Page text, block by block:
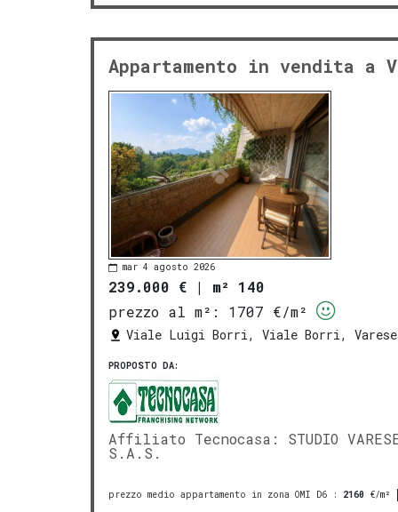
Appartamento in vendita a
mar 4 agosto 2026
239.000 € | m² 140
prezzo al m²:
1707 €/m²
Viale Luigi Borri, Viale Borri, Varese
PROPOSTO DA:
Affiliato Tecnocasa: STUDIO
S.A.S.
prezzo medio appartamento in zona OMI D6 : 2160 €/m²